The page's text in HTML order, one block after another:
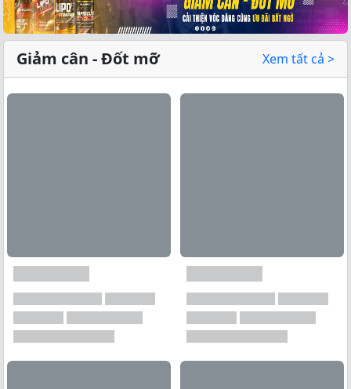
Xem tất cả →
Giảm cân - Đốt mỡ Xem tất cả >